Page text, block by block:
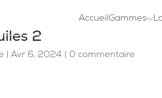
AccueilGammes
2
|Avr 6, 2024 | 0 commentaire